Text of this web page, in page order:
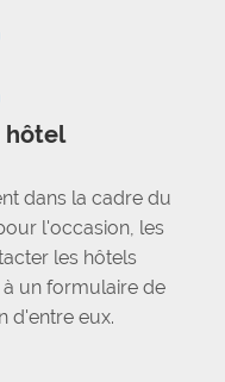
hôtel
dans la cadre du
l'occasion, les
les hôtels
un formulaire de
d'entre eux.